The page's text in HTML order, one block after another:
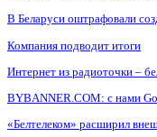
В Беларуси оштрафовали
Компания подводит итоги
Интернет из радиоточки –
BYBANNER.COM: c нами
«Белтелеком» расширил